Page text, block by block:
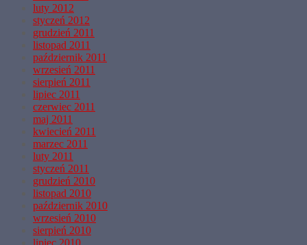
luty 2012
styczeń 2012
grudzień 2011
listopad 2011
październik 2011
wrzesień 2011
sierpień 2011
lipiec 2011
czerwiec 2011
maj 2011
kwiecień 2011
marzec 2011
luty 2011
styczeń 2011
grudzień 2010
listopad 2010
październik 2010
wrzesień 2010
sierpień 2010
lipiec 2010